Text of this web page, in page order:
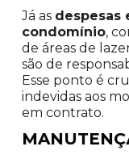
Já as despesas
condomínio,
de áreas de
são de
Esse ponto é
indevidas aos
em contrato.